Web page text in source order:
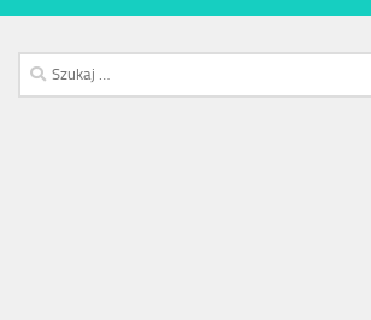
Szukaj: